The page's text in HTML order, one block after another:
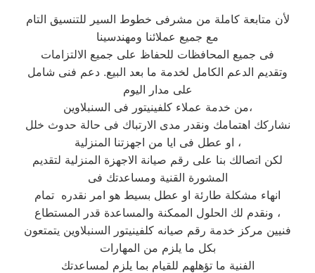
لأن متابعة كاملة من مشرفى خطوط السير للتنسيق التام
مع جميع عملائنا ومهندسينا
فى جميع المحافظات للحفاظ على جميع الالتزامات
وتقديم الدعم الكامل لخدمة ما بعد البيع. دعم فنى شامل
على مدار اليوم
من خدمة عملاء كلفينيتور فى السنبلاوين،
نشاركك اهتمامك ونقدر مدى الارتباك فى حالة حدوث خلل
او عطل فى ايا من اجهزتنا المنزلية ،
لكن اتصالك بنا على رقم صيانة الاجهزة المنزلية لتقديم
المشورة القنية ومساعدتك فى
انهاء مشكلة طارئة او عطل بسيط هو امر نقدره تمام
ونقدم لك الحلول الممكنة والمساعدة قدر المستطاع ،
فنيين مركز خدمة رقم صيانه كلفينيتور السنبلاوين يتمتعون
بكل ما يلزم من المهارات
الفنية ما تؤهلهم للقيام بما يلزم لمساعدتك